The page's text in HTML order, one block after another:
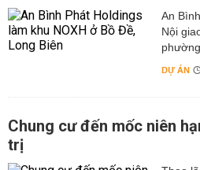
An
Nội
DỰ ÁN
Chung cư đến mốc niên
trị